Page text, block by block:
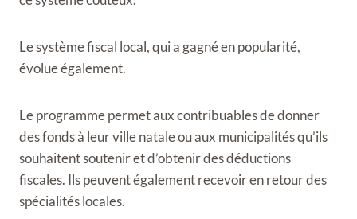
Le système fiscal local, qui a gagné en popularité,
évolue également.
Le programme permet aux contribuables de donner
des fonds à leur ville natale ou aux municipalités qu’ils
souhaitent soutenir et d’obtenir des déductions
fiscales. Ils peuvent également recevoir en retour des
spécialités locales.